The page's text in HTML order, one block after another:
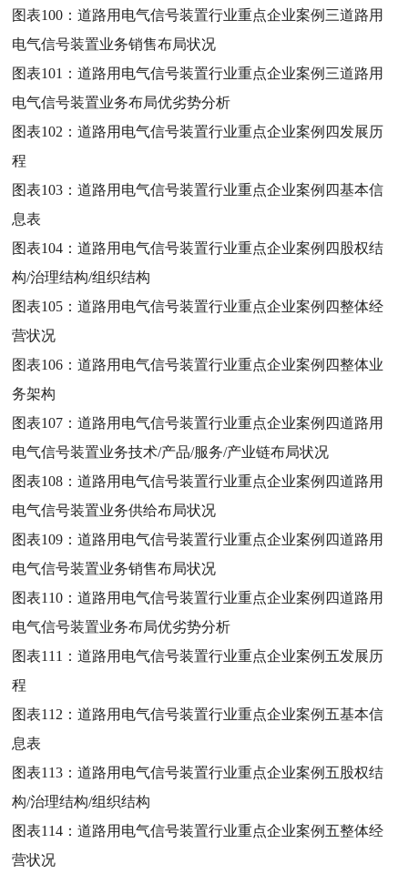
图表100：道路用电气信号装置行业重点企业案例三道路用
电气信号装置业务销售布局状况
图表101：道路用电气信号装置行业重点企业案例三道路用
电气信号装置业务布局优劣势分析
图表102：道路用电气信号装置行业重点企业案例四发展历
程
图表103：道路用电气信号装置行业重点企业案例四基本信
息表
图表104：道路用电气信号装置行业重点企业案例四股权结
构/治理结构/组织结构
图表105：道路用电气信号装置行业重点企业案例四整体经
营状况
图表106：道路用电气信号装置行业重点企业案例四整体业
务架构
图表107：道路用电气信号装置行业重点企业案例四道路用
电气信号装置业务技术/产品/服务/产业链布局状况
图表108：道路用电气信号装置行业重点企业案例四道路用
电气信号装置业务供给布局状况
图表109：道路用电气信号装置行业重点企业案例四道路用
电气信号装置业务销售布局状况
图表110：道路用电气信号装置行业重点企业案例四道路用
电气信号装置业务布局优劣势分析
图表111：道路用电气信号装置行业重点企业案例五发展历
程
图表112：道路用电气信号装置行业重点企业案例五基本信
息表
图表113：道路用电气信号装置行业重点企业案例五股权结
构/治理结构/组织结构
图表114：道路用电气信号装置行业重点企业案例五整体经
营状况